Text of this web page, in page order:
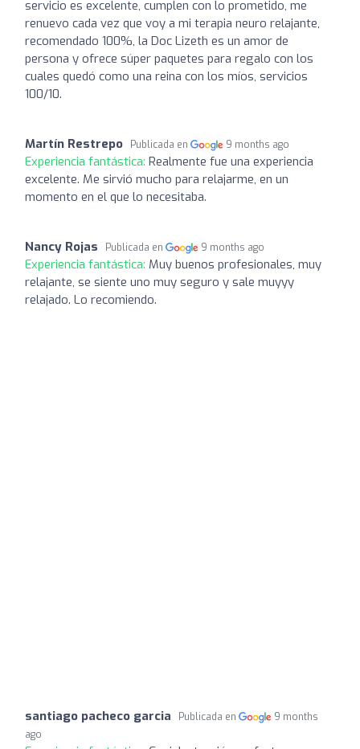
servicio es excelente, cumplen con lo prometido, me
renuevo cada vez que voy a mi terapia neuro relajante,
recomendado 100%, la Doc Lizeth es un amor de
persona y ofrece súper paquetes para regalo con los
cuales quedó como una reina con los míos, servicios
100/10.
Martín Restrepo Publicada en 9 months ago
Experiencia fantástica: Realmente fue una experiencia
excelente. Me sirvió mucho para relajarme, en un
momento en el que lo necesitaba.
Nancy Rojas Publicada en 9 months ago
Experiencia fantástica: Muy buenos profesionales, muy
relajante, se siente uno muy seguro y sale muyyy
relajado. Lo recomiendo.
santiago pacheco garcia Publicada en
9 months
ago